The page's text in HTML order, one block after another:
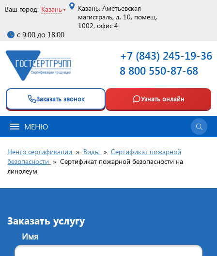
Ваш город: Казань
Казань, Аметьевская
магистраль, д. 10, помещ.
1002, офис 4
с 9:00 до 18:00
+7 (843) 245-19-36
8 800 550-87-68
Заказать звонок Узнать онлайн
МЕНЮ
Центр сертификации » Виды » Сертификат пожарной
безопасности » Сертификат пожарной безопасности на
линолеум
Заказать услугу
Имя